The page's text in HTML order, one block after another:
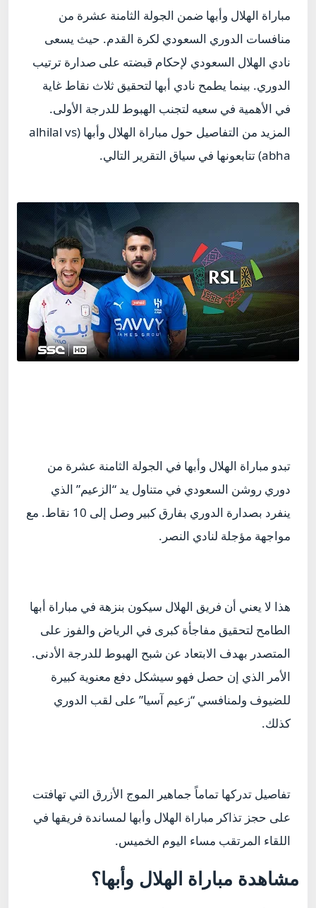
مباراة الهلال وأبها ضمن الجولة الثامنة عشرة من
منافسات الدوري السعودي لكرة القدم. حيث يسعى
نادي الهلال السعودي لإحكام قبضته على صدارة ترتيب
الدوري. بينما يطمح نادي أبها لتحقيق ثلاث نقاط غاية
في الأهمية في سعيه لتجنب الهبوط للدرجة الأولى.
المزيد من التفاصيل حول مباراة الهلال وأبها (alhilal vs
abha) تتابعونها في سياق التقرير التالي.
تبدو مباراة الهلال وأبها في الجولة الثامنة عشرة من
دوري روشن السعودي في متناول يد “الزعيم” الذي
ينفرد بصدارة الدوري بفارق كبير وصل إلى 10 نقاط. مع
مواجهة مؤجلة لنادي النصر.
هذا لا يعني أن فريق الهلال سيكون بنزهة في مباراة أبها
الطامح لتحقيق مفاجأة كبرى في الرياض والفوز على
المتصدر بهدف الابتعاد عن شبح الهبوط للدرجة الأدنى.
الأمر الذي إن حصل فهو سيشكل دفع معنوية كبيرة
للضيوف ولمنافسي “زعيم آسيا” على لقب الدوري
كذلك.
تفاصيل تدركها تماماً جماهير الموج الأزرق التي تهافتت
على حجز تذاكر مباراة الهلال وأبها لمساندة فريقها في
اللقاء المرتقب مساء اليوم الخميس.
مشاهدة مباراة الهلال وأبها؟